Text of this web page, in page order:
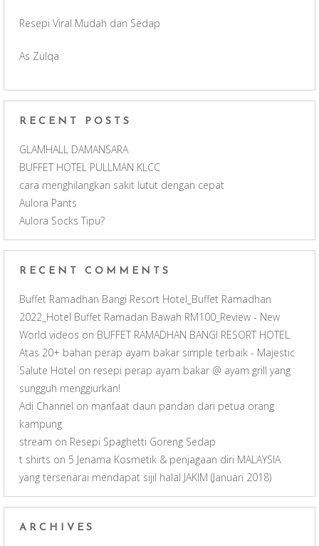
m
n
e
Resepi Viral Mudah dan Sedap
As Zulqa
RECENT POSTS
GLAMHALL DAMANSARA
BUFFET HOTEL PULLMAN KLCC
cara menghilangkan sakit lutut dengan cepat
Aulora Pants
Aulora Socks Tipu?
RECENT COMMENTS
Buffet Ramadhan Bangi Resort Hotel_Buffet Ramadhan
2022_Hotel Buffet Ramadan Bawah RM100_Review - New
World videos on BUFFET RAMADHAN BANGI RESORT HOTEL
Atas 20+ bahan perap ayam bakar simple terbaik - Majestic
Salute Hotel on resepi perap ayam bakar @ ayam grill yang
sungguh menggiurkan!
Adi Channel on manfaat daun pandan dari petua orang
kampung
stream on Resepi Spaghetti Goreng Sedap
t shirts on 5 Jenama Kosmetik & penjagaan diri MALAYSIA
yang tersenarai mendapat sijil halal JAKIM (Januari 2018)
ARCHIVES